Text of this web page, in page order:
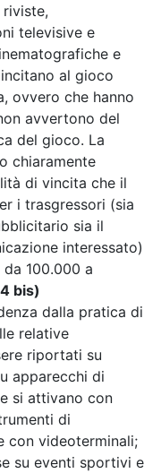
televisive e
e
al gioco
ovvero che hanno
avvertono del
del gioco. La
chiaramente
di vincita che il
i trasgressori (sia
sia il
interessato)
100.000 a
bis)
dalla pratica di
relative
riportati su
apparecchi di
si attivano con
di
con videoterminali;
su eventi sportivi e